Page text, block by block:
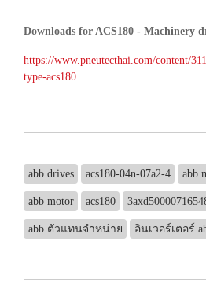
Downloads for ACS180 - Machinery
https://www.pneutecthai.com/content/
type-acs180
abb drives acs180-04n-07a2-4 abb
abb motor acs180
abb ตัวแทนจำหน่าย อินเวอร์เตอร์